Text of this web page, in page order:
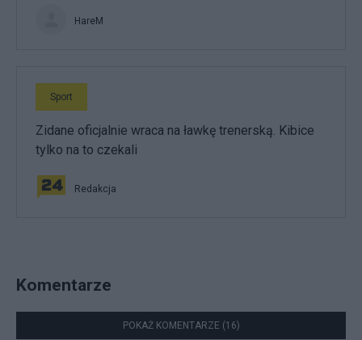
HareM
Sport
Zidane oficjalnie wraca na ławkę trenerską. Kibice
tylko na to czekali
Redakcja
Komentarze
POKAŻ KOMENTARZE (16)